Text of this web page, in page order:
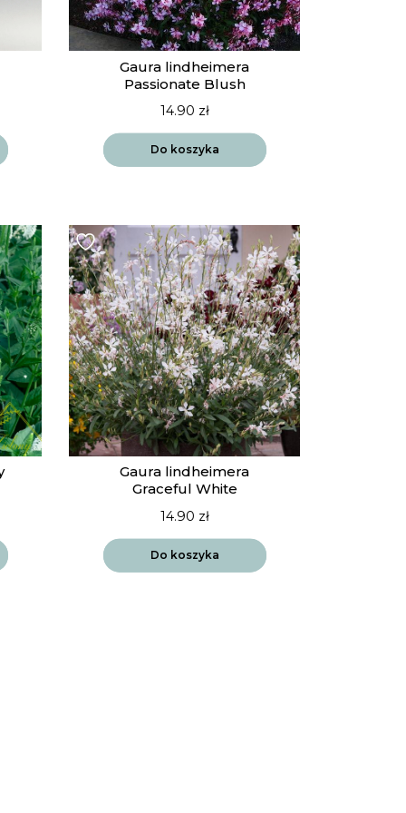
Gaura lindheimera
Passionate Blush
14.90 zł
Do koszyka
Gaura lindheimera
Graceful White
14.90 zł
Do koszyka